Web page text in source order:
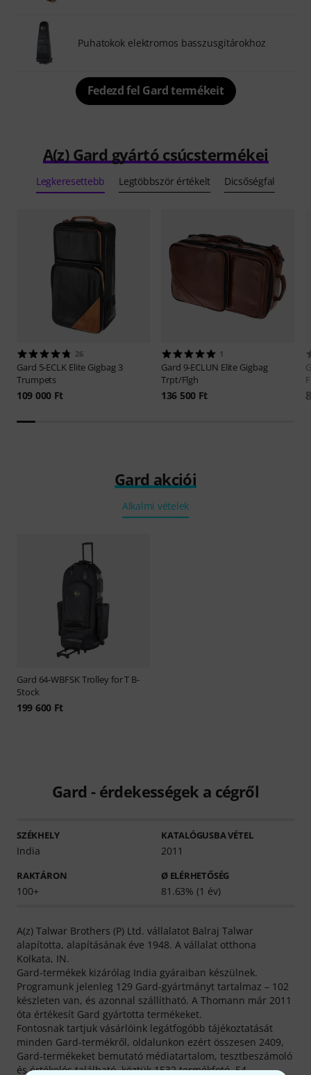
Puhatokok elektromos basszusgitárokhoz
Fedezd fel Gard termékeit
A(z) Gard gyártó csúcstermékei
Legkeresettebb Legtöbbször értékelt Dicsőségfal
26
Gard 5-ECLK Elite Gigbag 3
Trumpets
109 000 Ft
1
Gard 9-ECLUN Elite Gigbag
Trpt/Flgh
136 500 Ft
Gard akciói
Alkalmi vételek
Gard 64-WBFSK Trolley for T B-
Stock
199 600 Ft
Gard - érdekességek a cégről
SZÉKHELY
India
KATALÓGUSBA VÉTEL
2011
RAKTÁRON
100+
Ø ELÉRHETŐSÉG
81.63% (1 év)
A(z) Talwar Brothers (P) Ltd. vállalatot Balraj Talwar
alapította, alapításának éve 1948. A vállalat otthona
Kolkata, IN.
Gard-termékek kizárólag India gyáraiban készülnek.
Programunk jelenleg 129 Gard-gyártmányt tartalmaz – 102
készleten van, és azonnal szállítható. A Thomann már 2011
óta értékesít Gard gyártotta termékeket.
Fontosnak tartjuk vásárlóink legátfogóbb tájékoztatását
minden Gard-termékről, oldalunkon ezért összesen 2409,
Gard-termékeket bemutató médiatartalom, tesztbeszámoló
és értékelés található, köztük 1532 termékfotó, 54